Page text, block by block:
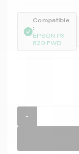
Compatible
:
EPSON PX
820 FWD
-